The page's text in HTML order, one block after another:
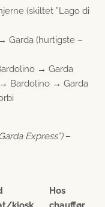
(skiltet ”Lago di
Garda (hurtigste –
→ Garda
Bardolino → Garda
Express”)–
Hos